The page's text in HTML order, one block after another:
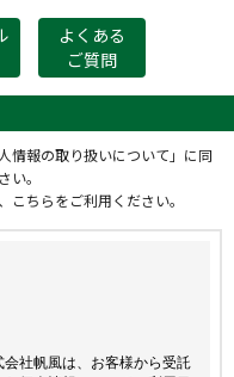
よくある
ご質問
情報の取り扱いについて」に同
。
ちらをご利用ください。